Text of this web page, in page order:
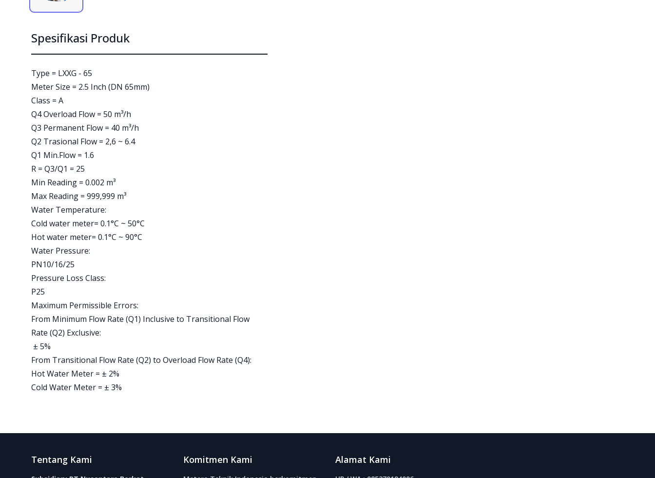
Spesifikasi Produk
Type = LXXG - 65
Meter Size = 2.5 Inch (DN 65mm)
Class = A
Q4 Overload Flow = 50 m³/h
Q3 Permanent Flow = 40 m³/h
Q2 Trasional Flow = 2,6 ~ 6.4
Q1 Min.Flow = 1.6
R = Q3/Q1 = 25
Min Reading = 0.002 m³
Max Reading = 999,999 m³
Water Temperature:
Cold water meter= 0.1°C ~ 50°C
Hot water meter= 0.1°C ~ 90°C
Water Pressure:
PN10/16/25
Pressure Loss Class:
P25
Maximum Permissible Errors:
From Minimum Flow Rate (Q1) Inclusive to Transitional Flow
Rate (Q2) Exclusive:
± 5%
From Transitional Flow Rate (Q2) to Overload Flow Rate (Q4):
Hot Water Meter = ± 2%
Cold Water Meter = ± 3%
Tentang Kami Komitmen Kami Alamat Kami